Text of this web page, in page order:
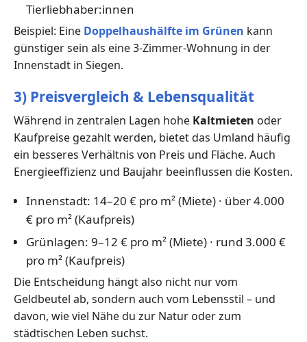
Tierliebhaber:innen
Beispiel: Eine Doppelhaushälfte im Grünen kann
günstiger sein als eine 3-Zimmer-Wohnung in der
Innenstadt in Siegen.
3) Preisvergleich & Lebensqualität
Während in zentralen Lagen hohe Kaltmieten oder
Kaufpreise gezahlt werden, bietet das Umland häufig
ein besseres Verhältnis von Preis und Fläche. Auch
Energieeffizienz und Baujahr beeinflussen die Kosten.
Innenstadt: 14–20 € pro m² (Miete) · über 4.000
€ pro m² (Kaufpreis)
Grünlagen: 9–12 € pro m² (Miete) · rund 3.000 €
pro m² (Kaufpreis)
Die Entscheidung hängt also nicht nur vom
Geldbeutel ab, sondern auch vom Lebensstil – und
davon, wie viel Nähe du zur Natur oder zum
städtischen Leben suchst.